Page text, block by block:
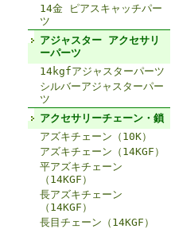
14金 ピアスキャッチパー
ツ
アジャスター アクセサリ
ーパーツ
14kgfアジャスターパーツ
シルバーアジャスターパー
ツ
アクセサリーチェーン・鎖
アズキチェーン（10K）
アズキチェーン（14KGF）
平アズキチェーン
（14KGF）
長アズキチェーン
（14KGF）
長目チェーン（14KGF）